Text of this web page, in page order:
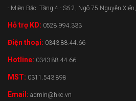
- Miền Bắc: Tầng 4 - Số 2, Ngõ 75 Nguyễn
Hỗ trợ KD: 0528.994.333
Điện thoại: 0343.88.44.66
Hotline: 0343.88.44.66
MST: 0311.543.898
Email: admin@hkc.vn